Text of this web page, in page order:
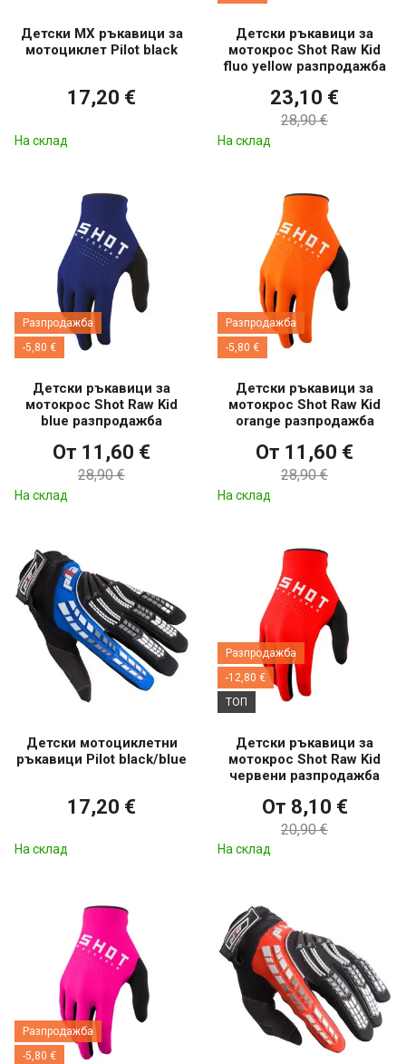
Детски МХ ръкавици за
мотоциклет Pilot black
17,20 €
На склад
Детски ръкавици за
мотокрос Shot Raw Kid
fluo yellow разпродажба
23,10 €
28,90 €
На склад
Разпродажба
-5,80 €
Детски ръкавици за
мотокрос Shot Raw Kid
blue разпродажба
От 11,60 €
28,90 €
На склад
Разпродажба
-5,80 €
Детски ръкавици за
мотокрос Shot Raw Kid
orange разпродажба
От 11,60 €
28,90 €
На склад
Детски мотоциклетни
ръкавици Pilot black/blue
17,20 €
На склад
Разпродажба
-12,80 €
ТОП
Детски ръкавици за
мотокрос Shot Raw Kid
червени разпродажба
От 8,10 €
20,90 €
На склад
Разпродажба
-5,80 €